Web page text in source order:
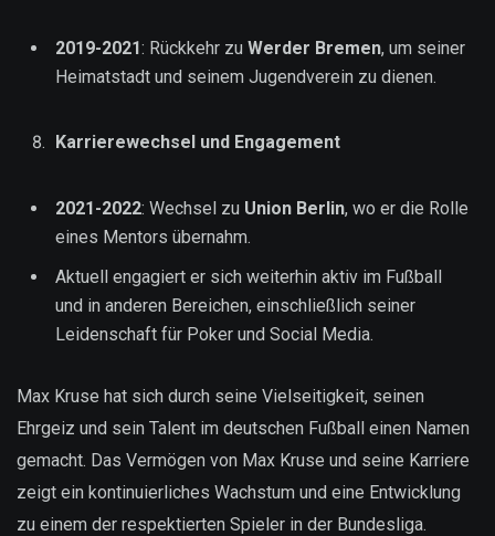
2019-2021: Rückkehr zu Werder Bremen, um seiner
Heimatstadt und seinem Jugendverein zu dienen.
Karrierewechsel und Engagement
2021-2022: Wechsel zu Union Berlin, wo er die Rolle
eines Mentors übernahm.
Aktuell engagiert er sich weiterhin aktiv im Fußball
und in anderen Bereichen, einschließlich seiner
Leidenschaft für Poker und Social Media.
Max Kruse hat sich durch seine Vielseitigkeit, seinen
Ehrgeiz und sein Talent im deutschen Fußball einen Namen
gemacht. Das Vermögen von Max Kruse und seine Karriere
zeigt ein kontinuierliches Wachstum und eine Entwicklung
zu einem der respektierten Spieler in der Bundesliga.